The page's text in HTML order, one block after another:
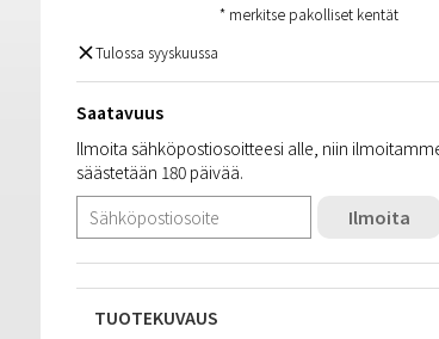
* merkitse pakolliset kentät
Tulossa syyskuussa
Saatavuus
Ilmoita sähköpostiosoitteesi alle, niin
säästetään 180 päivää.
Ilmoita
TUOTEKUVAUS